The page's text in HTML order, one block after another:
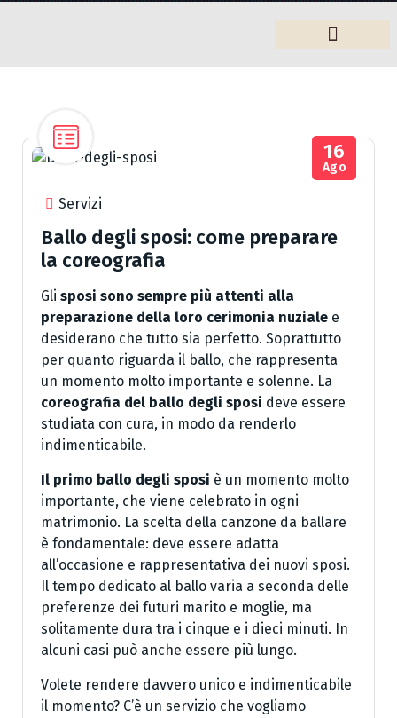
Servizi
16
Ago
Ballo degli sposi: come preparare
la coreografia
Gli sposi sono sempre più attenti alla
preparazione della loro cerimonia nuziale e
desiderano che tutto sia perfetto. Soprattutto
per quanto riguarda il ballo, che rappresenta
un momento molto importante e solenne. La
coreografia del ballo degli sposi deve essere
studiata con cura, in modo da renderlo
indimenticabile.
Il primo ballo degli sposi è un momento molto
importante, che viene celebrato in ogni
matrimonio. La scelta della canzone da ballare
è fondamentale: deve essere adatta
all’occasione e rappresentativa dei nuovi sposi.
Il tempo dedicato al ballo varia a seconda delle
preferenze dei futuri marito e moglie, ma
solitamente dura tra i cinque e i dieci minuti. In
alcuni casi può anche essere più lungo.
Volete rendere davvero unico e indimenticabile
il momento? C’è un servizio che vogliamo